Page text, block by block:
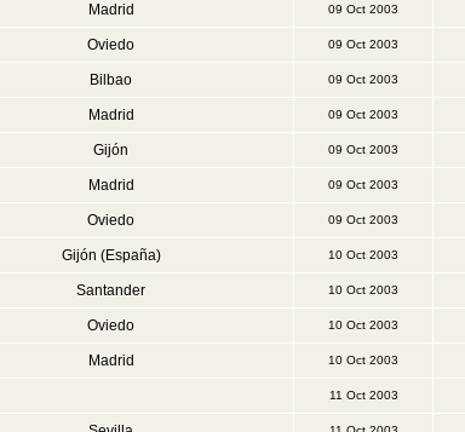
Madrid 09 Oct 2003
Oviedo 09 Oct 2003
Bilbao 09 Oct 2003
Madrid 09 Oct 2003
Gijón 09 Oct 2003
Madrid 09 Oct 2003
Oviedo 09 Oct 2003
Gijón (España) 10 Oct 2003
Santander 10 Oct 2003
Oviedo 10 Oct 2003
Madrid 10 Oct 2003
11 Oct 2003